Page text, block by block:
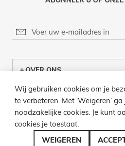
OVER ONS
KLANTENCENTRUM
INFO
BEL ONS
Wij gebruiken cookies om je
te verbeteren. Met ‘Weigeren’
noodzakelijke cookies. Je kunt
cookies je toestaat.
WEIGEREN